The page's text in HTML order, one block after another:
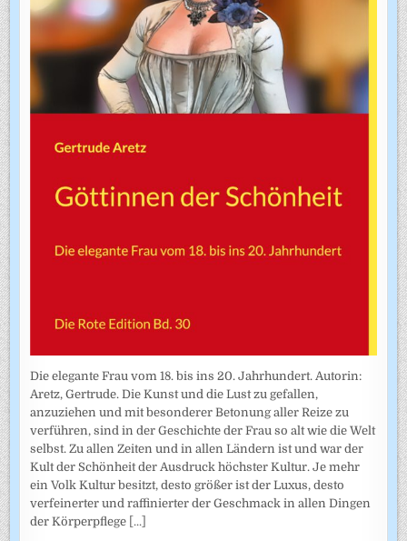
Die elegante Frau vom 18. bis ins 20. Jahrhundert. Autorin:
Aretz, Gertrude. Die Kunst und die Lust zu gefallen,
anzuziehen und mit besonderer Betonung aller Reize zu
verführen, sind in der Geschichte der Frau so alt wie die Welt
selbst. Zu allen Zeiten und in allen Ländern ist und war der
Kult der Schönheit der Ausdruck höchster Kultur. Je mehr
ein Volk Kultur besitzt, desto größer ist der Luxus, desto
verfeinerter und raffinierter der Geschmack in allen Dingen
der Körperpflege [...]